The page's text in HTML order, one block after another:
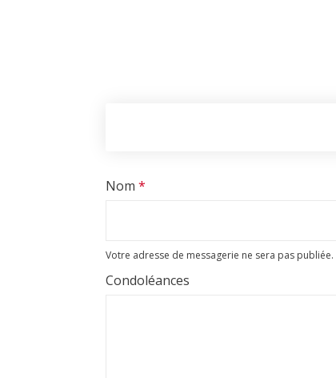
Votre adresse de messagerie ne sera pas publiée.
Condoléances
Nom *